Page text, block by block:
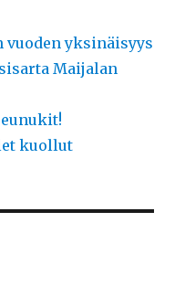
vuoden yksinäisyys
Maijalan
kuollut